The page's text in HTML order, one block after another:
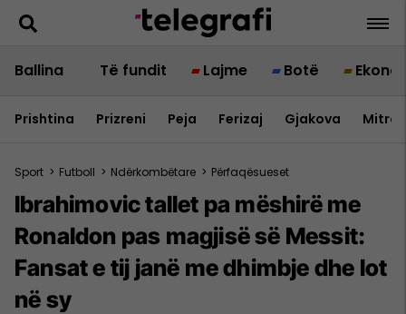
Ballina Të fundit Lajme Botë
Prishtina Prizreni Peja Ferizaj Gjakova
Sport > Futboll > Ndërkombëtare > Përfaqësueset
Ibrahimovic tallet pa mëshirë me
Ronaldon pas magjisë së Messit:
Fansat e tij janë me dhimbje dhe lot
në sy